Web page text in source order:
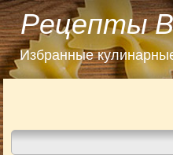
Рецепты
Избранные